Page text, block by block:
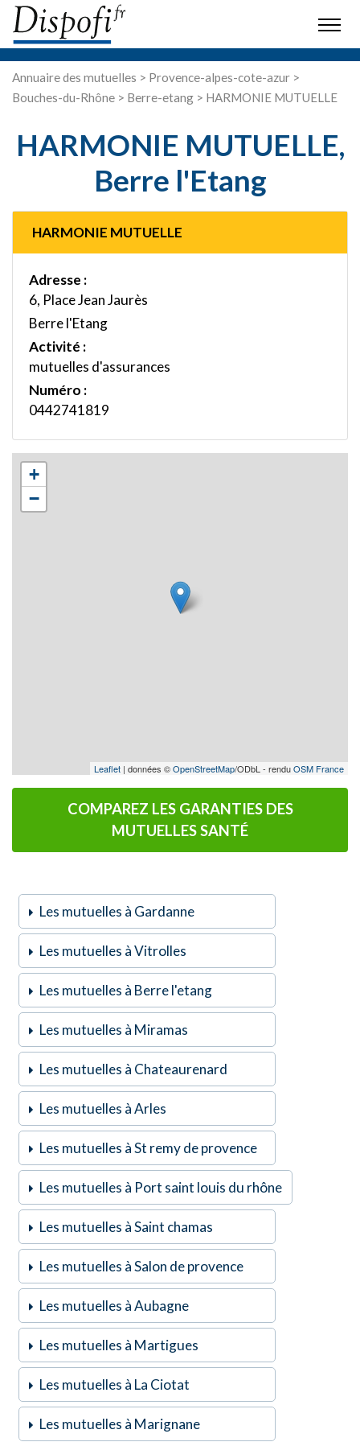
Annuaire des mutuelles > Provence-alpes-cote-azur >
Bouches-du-Rhône > Berre-etang > HARMONIE MUTUELLE
HARMONIE MUTUELLE,
Berre l'Etang
HARMONIE MUTUELLE
Adresse :
6, Place Jean Jaurès
Berre l'Etang
Activité :
mutuelles d'assurances
Numéro :
0442741819
+
−
Leaflet | données ©OpenStreetMap/ODbL - renduOSM France
COMPAREZ LES GARANTIES DES
MUTUELLES SANTÉ
Les mutuelles à Gardanne
Les mutuelles à Vitrolles
Les mutuelles à Berre l'etang
Les mutuelles à Miramas
Les mutuelles à Chateaurenard
Les mutuelles à Arles
Les mutuelles à St remy de provence
Les mutuelles à Port saint louis du rhône
Les mutuelles à Saint chamas
Les mutuelles à Salon de provence
Les mutuelles à Aubagne
Les mutuelles à Martigues
Les mutuelles à La Ciotat
Les mutuelles à Marignane